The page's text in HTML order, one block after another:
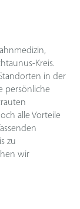
Kreis.
in der
persönliche
alle Vorteile
zu
wir